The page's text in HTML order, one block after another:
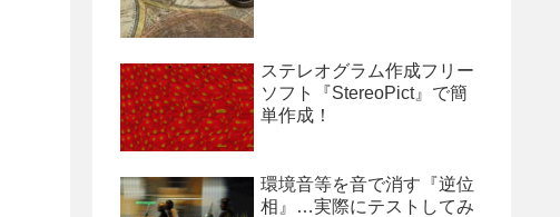
ステレオグラム作成フリー
ソフト『StereoPict』で簡
単作成！
環境音等を音で消す『逆位
相』…実際にテストしてみ